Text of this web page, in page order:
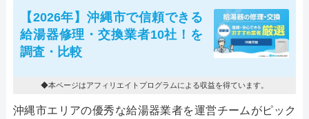
【2026年】沖縄市で信頼できる
給湯器修理・交換業者10社！を
調査・比較
◆本ページはアフィリエイトプログラムによる収益を得ています。
沖縄市エリアの優秀な給湯器業者を運営チームがピック